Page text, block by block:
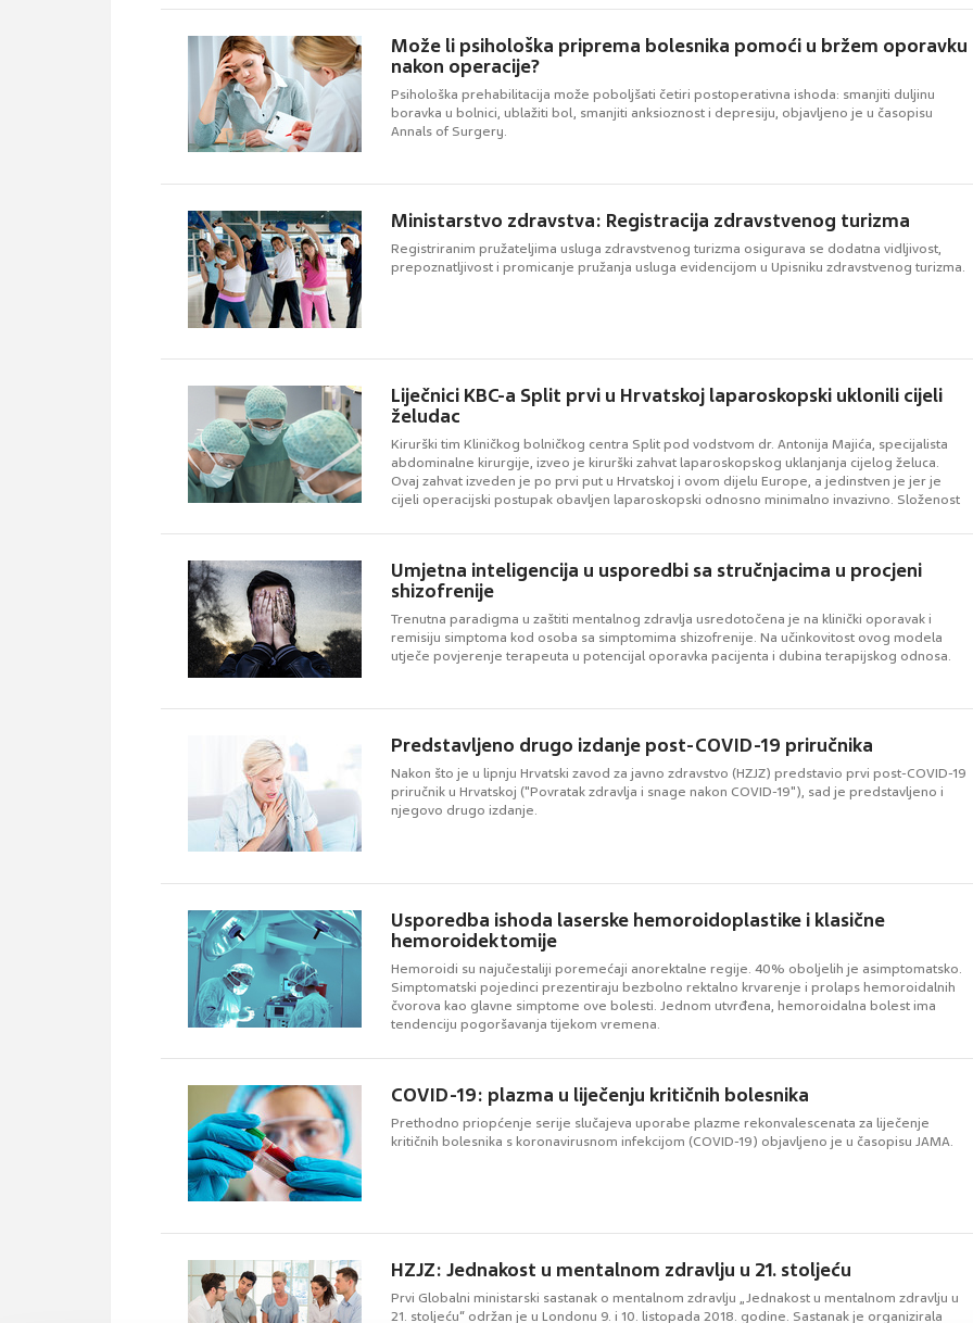
Može li psihološka priprema bolesnika pomoći u bržem oporavku
nakon operacije?
Psihološka prehabilitacija može poboljšati četiri postoperativna ishoda: smanjiti duljinu
boravka u bolnici, ublažiti bol, smanjiti anksioznost i depresiju, objavljeno je u časopisu
Annals of Surgery.
Ministarstvo zdravstva: Registracija zdravstvenog turizma
Registriranim pružateljima usluga zdravstvenog turizma osigurava se dodatna vidljivost,
prepoznatljivost i promicanje pružanja usluga evidencijom u Upisniku zdravstvenog turizma.
Liječnici KBC-a Split prvi u Hrvatskoj laparoskopski uklonili cijeli
želudac
Kirurški tim Kliničkog bolničkog centra Split pod vodstvom dr. Antonija Majića, specijalista
abdominalne kirurgije, izveo je kirurški zahvat laparoskopskog uklanjanja cijelog želuca.
Ovaj zahvat izveden je po prvi put u Hrvatskoj i ovom dijelu Europe, a jedinstven je jer je
cijeli operacijski postupak obavljen laparoskopski odnosno minimalno invazivno. Složenost
Umjetna inteligencija u usporedbi sa stručnjacima u procjeni
shizofrenije
Trenutna paradigma u zaštiti mentalnog zdravlja usredotočena je na klinički oporavak i
remisiju simptoma kod osoba sa simptomima shizofrenije. Na učinkovitost ovog modela
utječe povjerenje terapeuta u potencijal oporavka pacijenta i dubina terapijskog odnosa.
Predstavljeno drugo izdanje post-COVID-19 priručnika
Nakon što je u lipnju Hrvatski zavod za javno zdravstvo (HZJZ) predstavio prvi post-COVID-19
priručnik u Hrvatskoj ("Povratak zdravlja i snage nakon COVID-19"), sad je predstavljeno i
njegovo drugo izdanje.
Usporedba ishoda laserske hemoroidoplastike i klasične
hemoroidektomije
Hemoroidi su najučestaliji poremećaji anorektalne regije. 40% oboljelih je asimptomatsko.
Simptomatski pojedinci prezentiraju bezbolno rektalno krvarenje i prolaps hemoroidalnih
čvorova kao glavne simptome ove bolesti. Jednom utvrđena, hemoroidalna bolest ima
tendenciju pogoršavanja tijekom vremena.
COVID-19: plazma u liječenju kritičnih bolesnika
Prethodno priopćenje serije slučajeva uporabe plazme rekonvalescenata za liječenje
kritičnih bolesnika s koronavirusnom infekcijom (COVID-19) objavljeno je u časopisu JAMA.
HZJZ: Jednakost u mentalnom zdravlju u 21. stoljeću
Prvi Globalni ministarski sastanak o mentalnom zdravlju „Jednakost u mentalnom zdravlju u
21. stoljeću“ održan je u Londonu 9. i 10. listopada 2018. godine. Sastanak je organizirala